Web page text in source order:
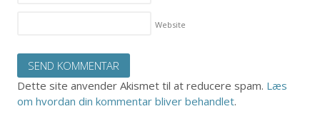
Website
Dette site anvender Akismet til at reducere spam. Læs
om hvordan din kommentar bliver behandlet.